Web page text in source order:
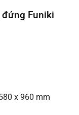
Funiki
x 960 mm